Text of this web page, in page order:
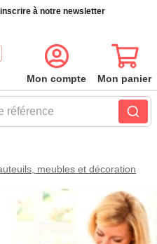
à notre newsletter
référence
Mon compte Mon panier
meubles et décoration